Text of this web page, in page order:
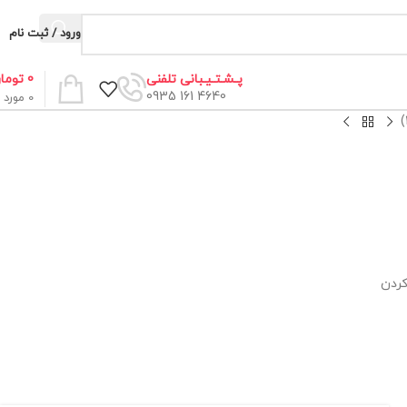
ورود / ثبت نام
پـشـتـیـبانی تلفنی
4640 161 0935
0 مورد
0